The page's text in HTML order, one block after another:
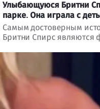
Улыбающуюся Бритни
парке. Она играла с
Самым достоверным
Бритни Спирс являются
парке. Её сопровождали
приятеля-преступника.